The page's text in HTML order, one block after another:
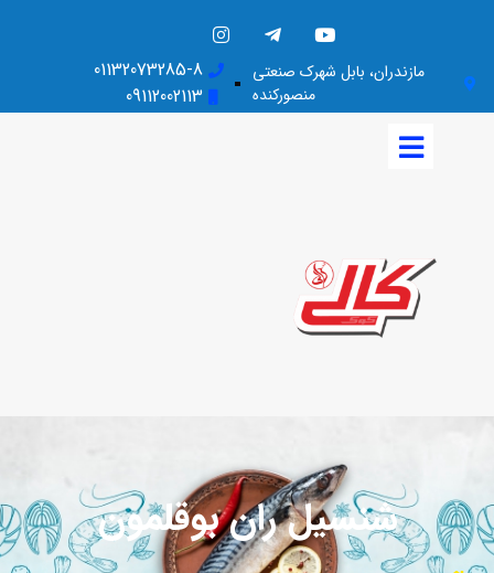
مازندران، بابل شهرک صنعتی
منصورکنده
01132073285-8
09112002113
شنسیل ران بوقلمون